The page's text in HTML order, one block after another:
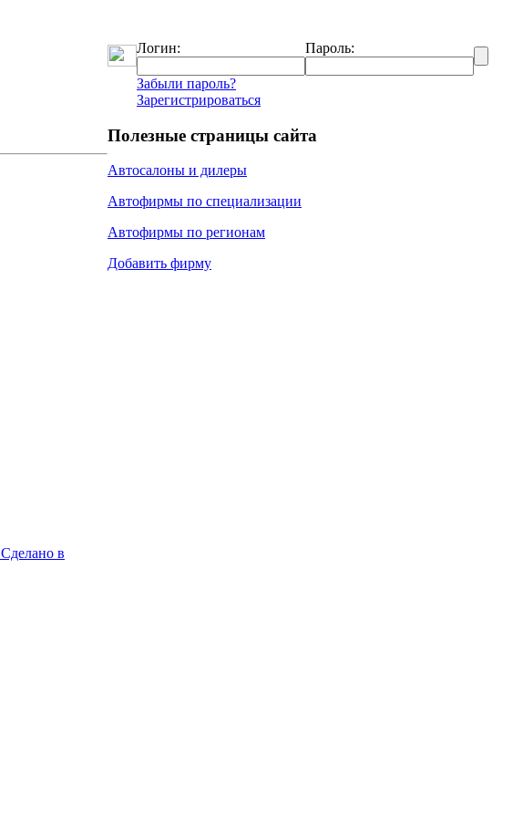
Сделано в
Логин: Пароль:
Забыли пароль?
Зарегистрироваться
Полезные страницы сайта
Автосалоны и дилеры
Автофирмы по специализации
Автофирмы по регионам
Добавить фирму